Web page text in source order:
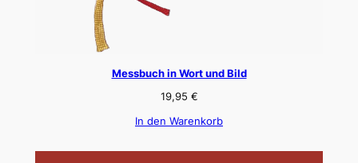
Messbuch in Wort und Bild
19,95 €
In den Warenkorb